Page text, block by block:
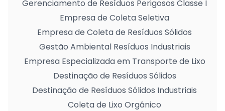
Gerenciamento de Resíduos Perigosos Classe I
Empresa de Coleta Seletiva
Empresa de Coleta de Resíduos Sólidos
Gestão Ambiental Resíduos Industriais
Empresa Especializada em Transporte de Lixo
Destinação de Resíduos Sólidos
Destinação de Resíduos Sólidos Industriais
Coleta de Lixo Orgânico